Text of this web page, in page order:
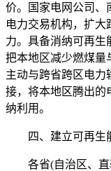
价。国家电网公司、
电力交易机构，扩
力。具备消纳可再生
把本地区减少燃煤量
主动与跨省跨区电力
接，将本地区腾出的
纳利用。
四、建立可再生能
各省(自治区、直